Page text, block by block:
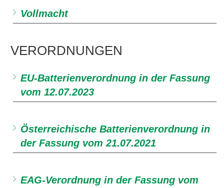
Vollmacht
VERORDNUNGEN
EU-Batterienverordnung in der Fassung
vom 12.07.2023
Österreichische Batterienverordnung in
der Fassung vom 21.07.2021
EAG-Verordnung in der Fassung vom